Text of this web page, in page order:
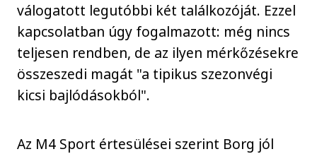
válogatott legutóbbi két találkozóját. Ezzel
kapcsolatban úgy fogalmazott: még nincs
teljesen rendben, de az ilyen mérkőzésekre
összeszedi magát "a tipikus szezonvégi
kicsi bajlódásokból".
Az M4 Sport értesülései szerint Borg jól